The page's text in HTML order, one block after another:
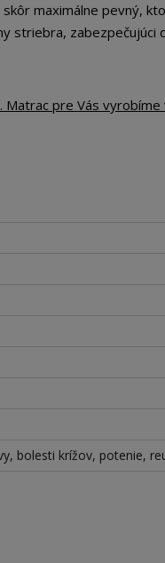
maximálne pevný,
striebra,
pre Vás
bolesti krížov, potenie,